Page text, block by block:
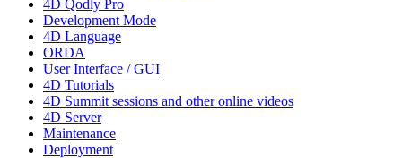
4D Qodly Pro
Development Mode
4D Language
ORDA
User Interface / GUI
4D Tutorials
4D Summit sessions and other online videos
4D Server
Maintenance
Deployment